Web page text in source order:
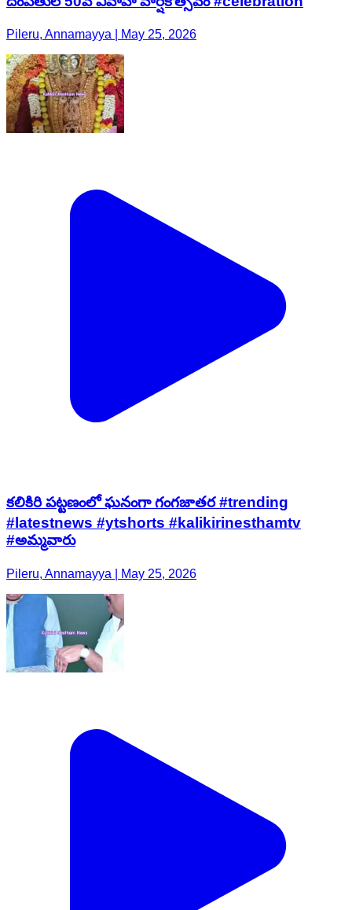
Pileru, Annamayya | May 25, 2026
కలికిరి పట్టణంలో ఘనంగా గంగజాతర #trending
#latestnews #ytshorts #kalikirinesthamtv
#అమ్మవారు
Pileru, Annamayya | May 25, 2026